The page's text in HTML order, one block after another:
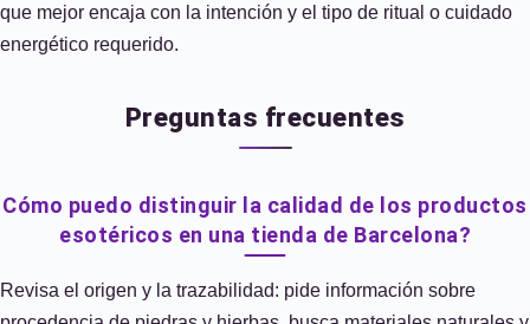
que mejor encaja con la intención y el tipo de ritual o cuidado
energético requerido.
Preguntas frecuentes
Cómo puedo distinguir la calidad de los productos
esotéricos en una tienda de Barcelona?
Revisa el origen y la trazabilidad: pide información sobre